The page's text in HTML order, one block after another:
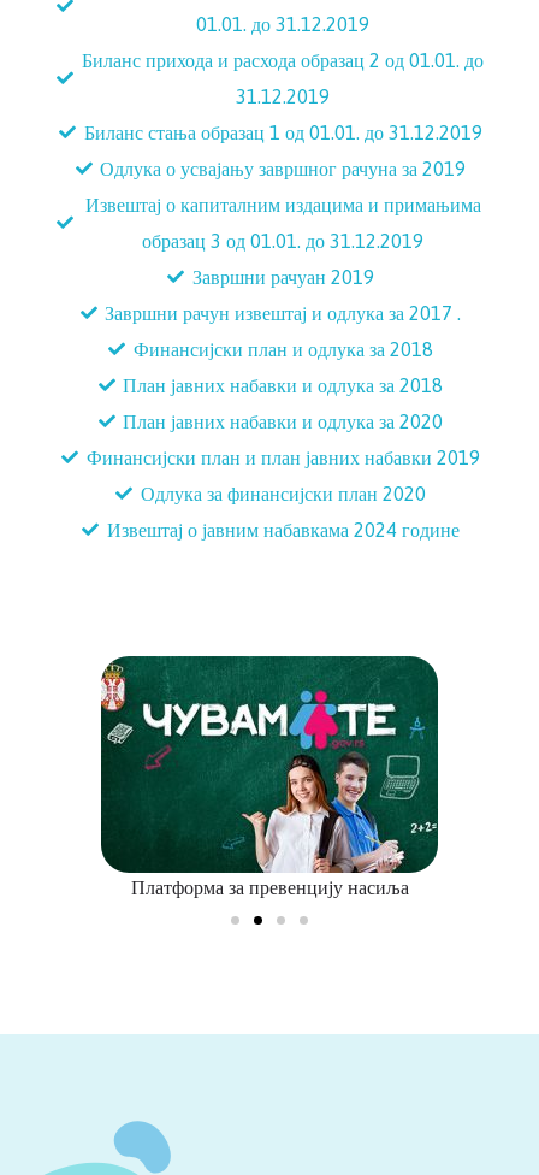
01.01. до 31.12.2019
Биланс прихода и расхода образац 2 од 01.01. до
31.12.2019
Биланс стања образац 1 од 01.01. до 31.12.2019
Одлука о усвајању завршног рачуна за 2019
Извештај о капиталним издацима и примањима
образац 3 од 01.01. до 31.12.2019
Завршни рачуан 2019
Завршни рачун извештај и одлука за 2017 .
Финансијски план и одлука за 2018
План јавних набавки и одлука за 2018
План јавних набавки и одлука за 2020
Финансијски план и план јавних набавки 2019
Одлука за финансијски план 2020
Извештај о јавним набавкама 2024 године
Платформа за превенцију насиља